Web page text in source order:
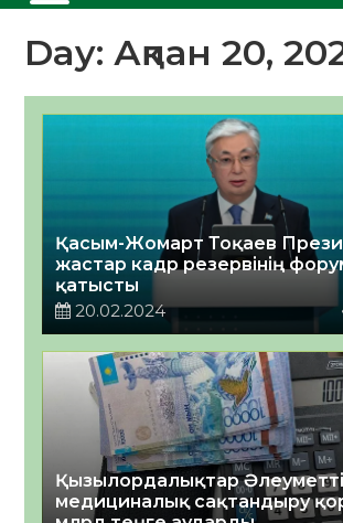
Day:Ақпан 20,
Қасым-Жомарт Тоқаев
жастар кадр резервінің
қатысты
20.02.2024
Қызылордалықтар
медициналық сақтандыру